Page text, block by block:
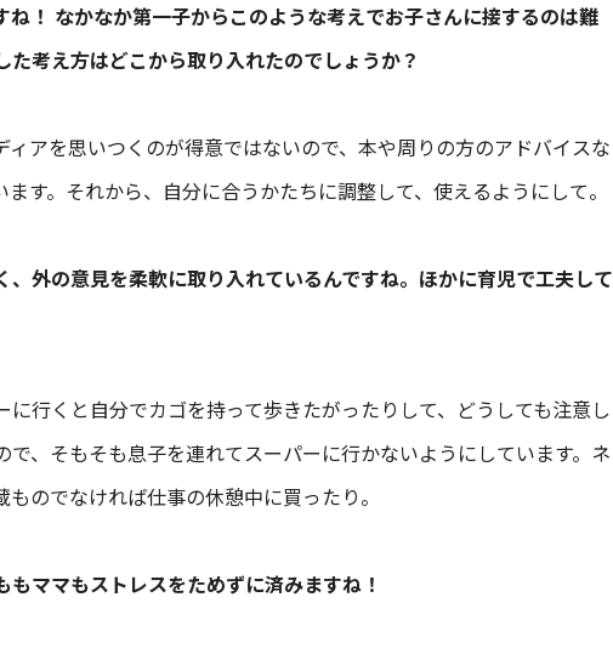
ね！ なかなか第一子からこのような考えでお子さんに接するのは難
た考え方はどこから取り入れたのでしょうか？
ィアを思いつくのが得意ではないので、本や周りの方のアドバイスな
す。それから、自分に合うかたちに調整して、使えるようにして。
外の意見を柔軟に取り入れているんですね。ほかに育児で工夫して
に行くと自分でカゴを持って歩きたがったりして、どうしても注意し
、そもそも息子を連れてスーパーに行かないようにしています。ネ
のでなければ仕事の休憩中に買ったり。
ママもストレスをためずに済みますね！